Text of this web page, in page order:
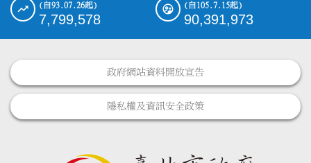
(自93.07.26起)
7,799,578
(自105.7.15起)
90,391,973
政府網站資料開放宣告
隱私權及資訊安全政策